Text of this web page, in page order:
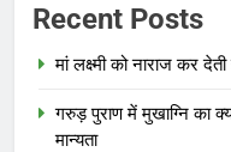
Recent Posts
मां लक्ष्मी को नाराज कर
गरुड़ पुराण में मुखाग्नि का
मान्यता